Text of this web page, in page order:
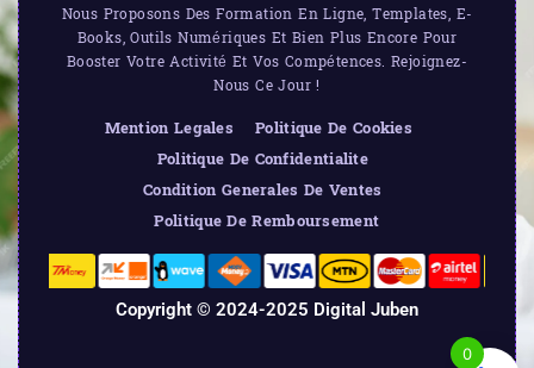
Nous Proposons Des Formation En Ligne, Templates, E-
Books, Outils Numériques Et Bien Plus Encore Pour
Booster Votre Activité Et Vos Compétences. Rejoignez-
Nous Ce Jour !
Mention Legales
Politique De Cookies
Politique De Confidentialite
Condition Generales De Ventes
Politique De Remboursement
Copyright © 2024-2025 Digital Juben
0